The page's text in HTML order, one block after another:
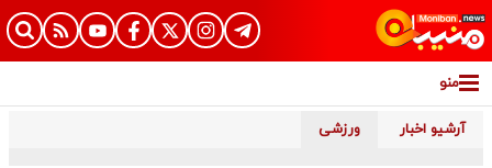
منو
آرشیو اخبار ورزشی